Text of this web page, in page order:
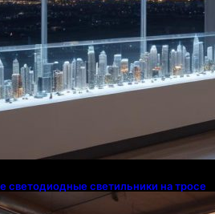
светодиодные светильники на тросе